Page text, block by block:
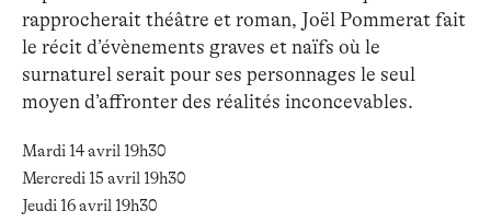
rapprocherait théâtre et roman, Joël Pommerat fait
le récit d’évènements graves et naïfs où le
surnaturel serait pour ses personnages le seul
moyen d’affronter des réalités inconcevables.
Mardi 14 avril 19h30
Mercredi 15 avril 19h30
Jeudi 16 avril 19h30